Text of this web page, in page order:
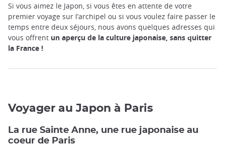
Si vous aimez le Japon, si vous êtes en attente de votre
premier voyage sur l’archipel ou si vous voulez faire passer le
temps entre deux séjours, nous avons quelques adresses qui
vous offrent un aperçu de la culture japonaise, sans quitter
la France !
Voyager au Japon à Paris
La rue Sainte Anne, une rue japonaise au
coeur de Paris